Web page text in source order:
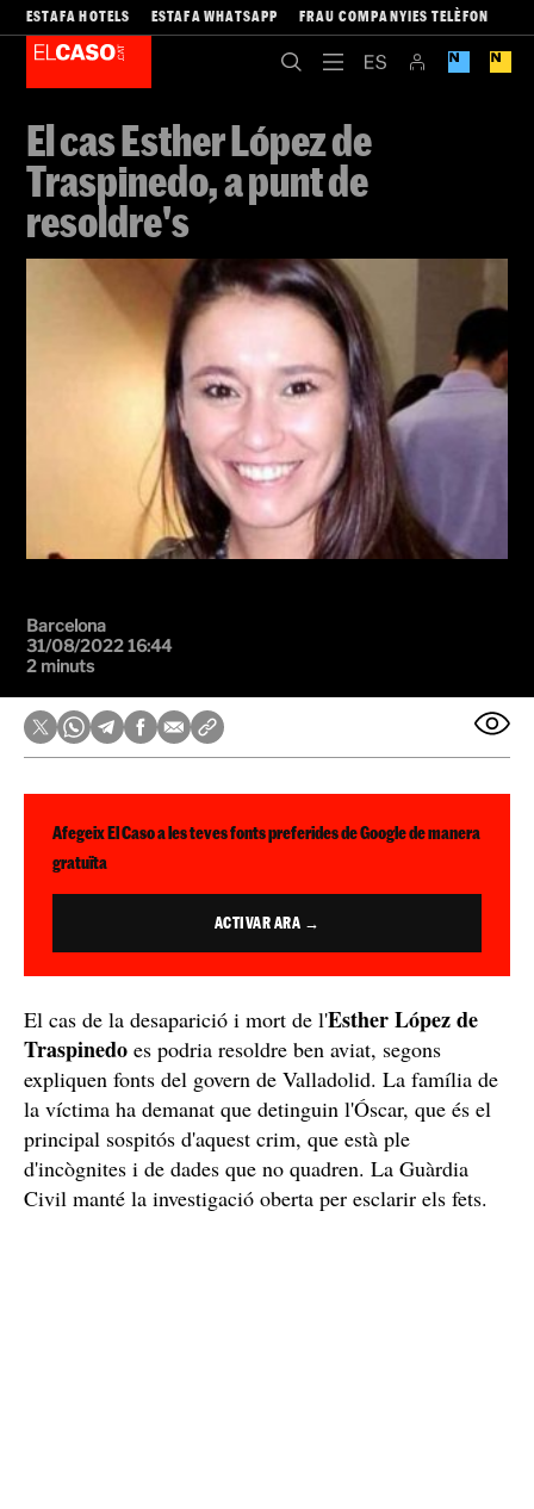
ESTAFA HOTELS ESTAFA WHATSAPP FRAU COMPANYIES TELÈFON
El cas Esther López de
Traspinedo, a punt de
resoldre's
Barcelona
31/08/2022 16:44
2 minuts
Afegeix El Caso a les teves fonts preferides de Google de manera
gratuïta
ACTIVAR ARA →
El cas de la desaparició i mort de l'Esther López de
Traspinedo es podria resoldre ben aviat, segons
expliquen fonts del govern de Valladolid. La família de
la víctima ha demanat que detinguin l'Óscar, que és el
principal sospitós d'aquest crim, que està ple
d'incògnites i de dades que no quadren. La Guàrdia
Civil manté la investigació oberta per esclarir els fets.